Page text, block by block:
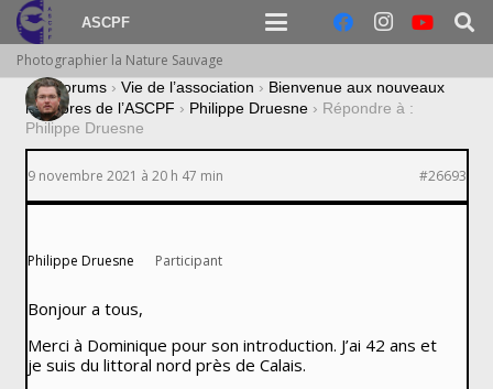
ASCPF
Photographier la Nature Sauvage
› Forums › Vie de l’association › Bienvenue aux nouveaux
membres de l’ASCPF › Philippe Druesne › Répondre à :
Philippe Druesne
9 novembre 2021 à 20 h 47 min #26693
Philippe Druesne Participant
Bonjour a tous,
Merci à Dominique pour son introduction. J’ai 42 ans et
je suis du littoral nord près de Calais.